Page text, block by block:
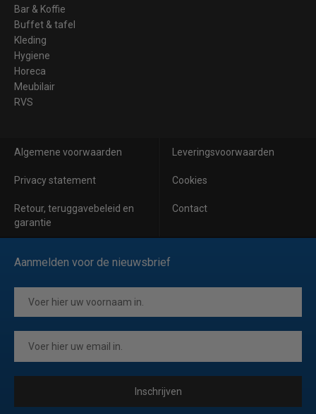
Bar & Koffie
Buffet & tafel
Kleding
Hygiene
Horeca
Meubilair
RVS
Algemene voorwaarden Leveringsvoorwaarden
Privacy statement Cookies
Retour, teruggavebeleid en
garantie
Contact
Aanmelden voor de nieuwsbrief
Inschrijven